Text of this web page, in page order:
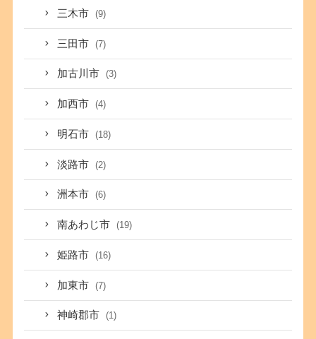
三木市 (9)
三田市 (7)
加古川市 (3)
加西市 (4)
明石市 (18)
淡路市 (2)
洲本市 (6)
南あわじ市 (19)
姫路市 (16)
加東市 (7)
神崎郡市 (1)